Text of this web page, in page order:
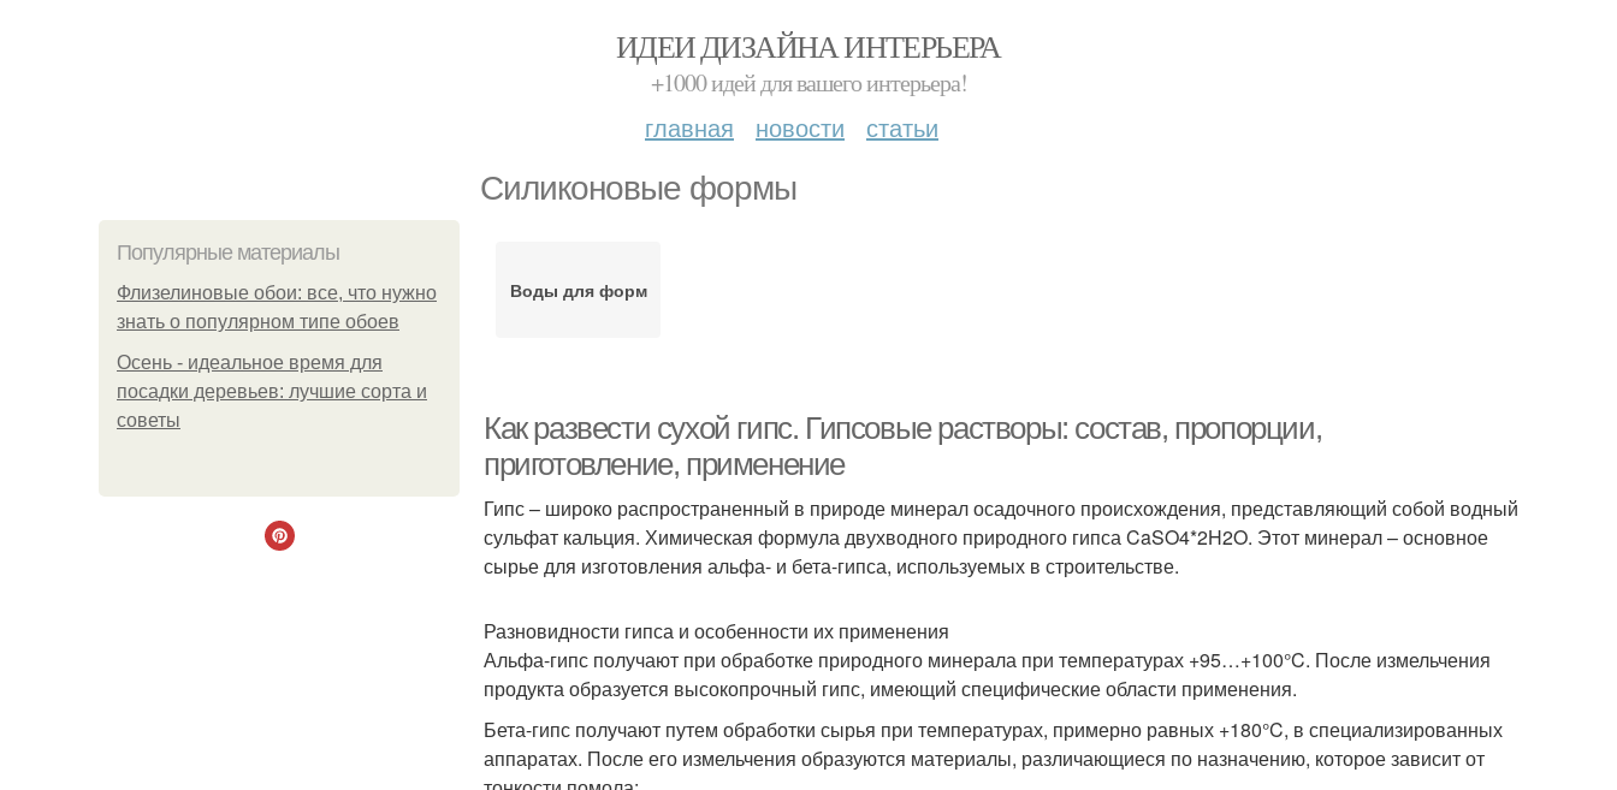
ИДЕИ ДИЗАЙНА ИНТЕРЬЕРА
+1000 идей для вашего интерьера!
главная новости статьи
Силиконовые формы
Популярные материалы
Флизелиновые обои: все, что нужно
знать о популярном типе обоев
Осень - идеальное время для
посадки деревьев: лучшие сорта и
советы
Воды для форм
Как развести сухой гипс. Гипсовые растворы: состав, пропорции,
приготовление, применение
Гипс – широко распространенный в природе минерал осадочного происхождения, представляющий собой водный
сульфат кальция. Химическая формула двухводного природного гипса CaSO4*2H2O. Этот минерал – основное
сырье для изготовления альфа- и бета-гипса, используемых в строительстве.
Разновидности гипса и особенности их применения
Альфа-гипс получают при обработке природного минерала при температурах +95…+100°C. После измельчения
продукта образуется высокопрочный гипс, имеющий специфические области применения.
Бета-гипс получают путем обработки сырья при температурах, примерно равных +180°C, в специализированных
аппаратах. После его измельчения образуются материалы, различающиеся по назначению, которое зависит от